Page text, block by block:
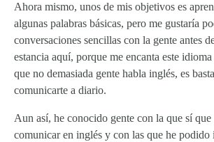
Ahora mismo, unos de mis objetivos es
algunas palabras básicas, pero me gustaría
conversaciones sencillas con la gente antes
estancia aquí, porque me encanta este
que no demasiada gente habla inglés, es
comunicarte a diario.
Aun así, he conocido gente con la que sí que
comunicar en inglés y con las que he podido